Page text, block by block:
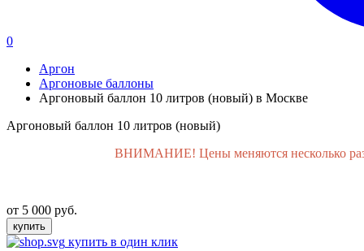
0
Аргон
Аргоновые баллоны
Аргоновый баллон 10 литров (новый) в Москве
Аргоновый баллон 10 литров (новый)
ВНИМАНИЕ! Цены меняются несколько раз
от 5 000 руб.
купить
купить в один клик